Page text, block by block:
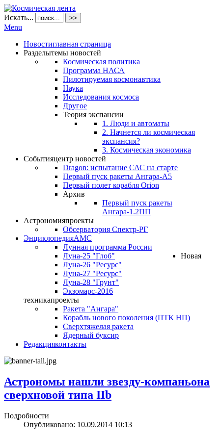
Искать... >>
Menu
Новостиглавная страница
Разделытемы новостей
Космическая политика
Программа НАСА
Пилотируемая космонавтика
Наука
Исследования космоса
Другое
Теория экспансии
1. Люди и автоматы
2. Начнется ли космическая
экспансия?
3. Космическая экономика
Событияцентр новостей
Dragon: испытание САС на старте
Первый пуск ракеты Ангара-А5
Первый полет корабля Orion
Архив
Первый пуск ракеты
Ангара-1.2ПП
Астрономияпроекты
Обсерватория Спектр-РГ
ЭнциклопедияАМС
Лунная программа России
Луна-25 "Глоб"
Луна-26 "Ресурс"
Луна-27 "Ресурс"
Луна-28 "Грунт"
Экзомарс-2016
Новая
техникапроекты
Ракета "Ангара"
Корабль нового поколения (ПТК НП)
Сверхтяжелая ракета
Ядерный буксир
Редакцияконтакты
Астрономы нашли звезду-компаньона
сверхновой типа IIb
Подробности
Опубликовано: 10.09.2014 10:13